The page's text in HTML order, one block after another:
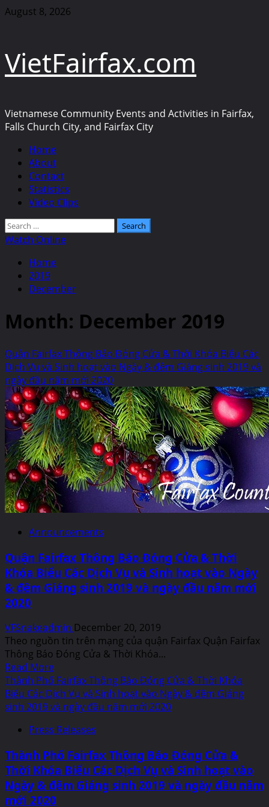
Skip
August 8, 2026
VietFairfax.com
Vietnamese Community Events and Activities in Fairfax,
Falls Church City, and Fairfax City
Primary
Menu
Home
About
Contact
Statistics
Video Clips
Search
for:
Watch Online
Home
2019
December
Month: December 2019
Quận Fairfax Thông Báo Đóng Cửa & Thời Khóa Biểu Các
Dịch Vụ và Sinh hoạt vào Ngày & đêm Giáng sinh 2019 và
ngày đầu năm mới 2020
Announcements
Quận Fairfax Thông Báo Đóng Cửa & Thời
Khóa Biểu Các Dịch Vụ và Sinh hoạt vào Ngày
& đêm Giáng sinh 2019 và ngày đầu năm mới
2020
VFSnakeadmin December 20, 2019
Theo nguồn tin trên mạng của quận Fairfax Quận Fairfax
Thông Báo Đóng Cửa & Thời Khóa...
Read MoreRead
more
about
Quận
Thông
Đóng
Cửa
&
Thời
Thành Phố Fairfax Thông Báo Đóng Cửa & Thời Khóa
Biểu Các Dịch Vụ và Sinh hoạt vào Ngày & đêm Giáng
sinh 2019 và ngày đầu năm mới 2020
Press Releases
Thành Phố Fairfax Thông Báo Đóng Cửa &
Thời Khóa Biểu Các Dịch Vụ và Sinh hoạt vào
Ngày & đêm Giáng sinh 2019 và ngày đầu năm
mới 2020